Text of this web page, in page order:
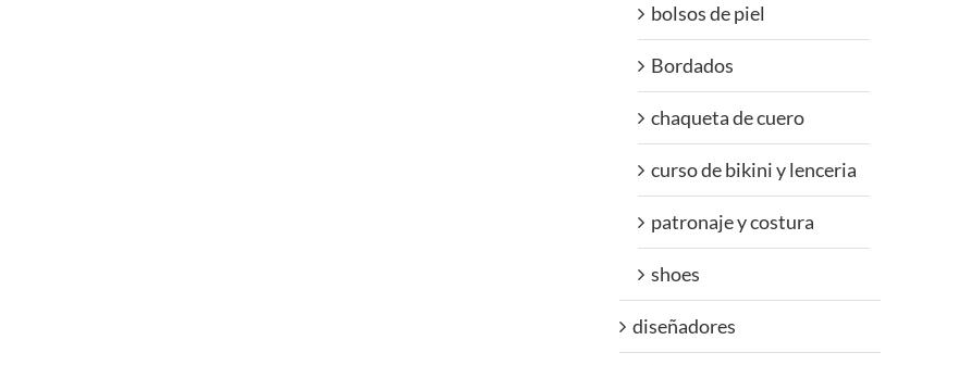
bolsos de piel
Bordados
chaqueta de cuero
curso de bikini y lenceria
patronaje y costura
shoes
diseñadores